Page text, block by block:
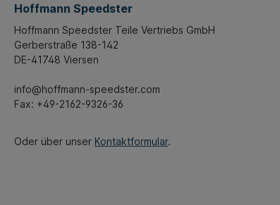
Hoffmann Speedster
Hoffmann Speedster Teile Vertriebs GmbH
Gerberstraße 138-142
DE-41748 Viersen
info@hoffmann-speedster.com
Fax: +49-2162-9326-36
Oder über unser Kontaktformular.